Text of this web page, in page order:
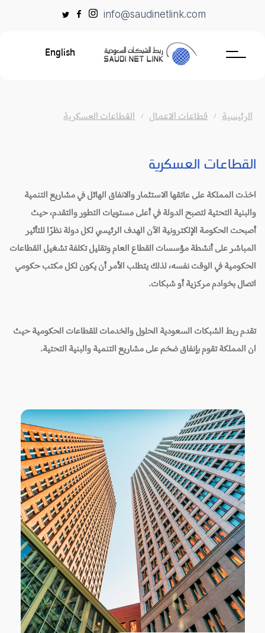
info@saudinetlink.com
English
الرئيسية قطاعات الاعمال القطاعات العسكرية
القطاعات العسكرية
اخذت المملكة على عاتقها الاستثمار والانفاق الهائل في مشاريع التنمية
والبنية التحتية لتصبح الدولة في أعلى مستويات التطور والتقدم، حيث
أصبحت الحكومة الإلكترونية الآن الهدف الرئيسي لكل دولة نظرًا للتأثير
المباشر على أنشطة مؤسسات القطاع العام وتقليل تكلفة تشغيل القطاعات
الحكومية في الوقت نفسه، لذلك يتطلب الأمر أن يكون لكل مكتب حكومي
اتصال بخوادم مركزية أو شبكات.
تقدم ربط الشبكات السعودية الحلول والخدمات للقطاعات الحكومية حيث
ان المملكة تقوم بإنفاق ضخم على مشاريع التنمية والبنية التحتية.